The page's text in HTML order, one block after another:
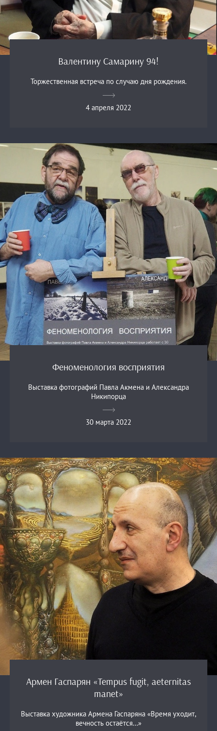
Валентину Самарину 94!
Торжественная встреча по случаю дня рождения.
4 апреля 2022
Феноменология восприятия
Выставка фотографий Павла Акмена и Александра
Никипорца
30 марта 2022
Армен Гаспарян «Tempus fugit, aeternitas
manet»
Выставка художника Армена Гаспаряна «Время уходит,
вечность остаётся…»